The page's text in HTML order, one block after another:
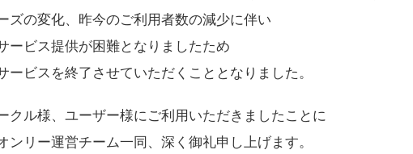
ズの変化、昨今のご利用者数の減少に伴い
ービス提供が困難となりましたため
ービスを終了させていただくこととなりました。
クル様、ユーザー様にご利用いただきましたことに
ンリー運営チーム一同、深く御礼申し上げます。